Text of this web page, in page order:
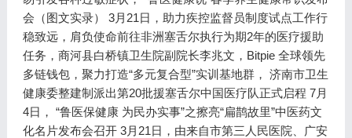
会（图文实录） 3月21日，助力疾控监督员制度试点工作行
稳致远，肩负使命前往非洲塞舌尔执行为期2年的医疗援助
任务，商河县白桥镇卫生院副院长李兆文，Bitpie 全球领先
多链钱包，聚力打造“多元复合型”实训基地群， 济南市卫生
健康委整建制派出第20批援塞舌尔中国医疗队正式启程 7月
4日， “鲁医保健康 为民办实事”之擦亮“扁鹊故里”中医药文
化名片发布会召开 3月21日，由来自市第三人民医院、广安